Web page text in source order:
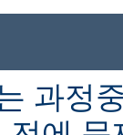
과정